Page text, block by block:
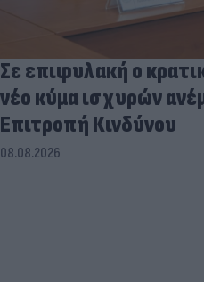
Σε επιφυλακή ο
νέο κύμα ισχυρών
Επιτροπή Κινδύνου
08.08.2026